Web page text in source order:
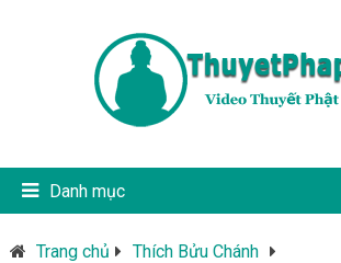
Danh mục
Trang chủ
Thích Bửu Chánh